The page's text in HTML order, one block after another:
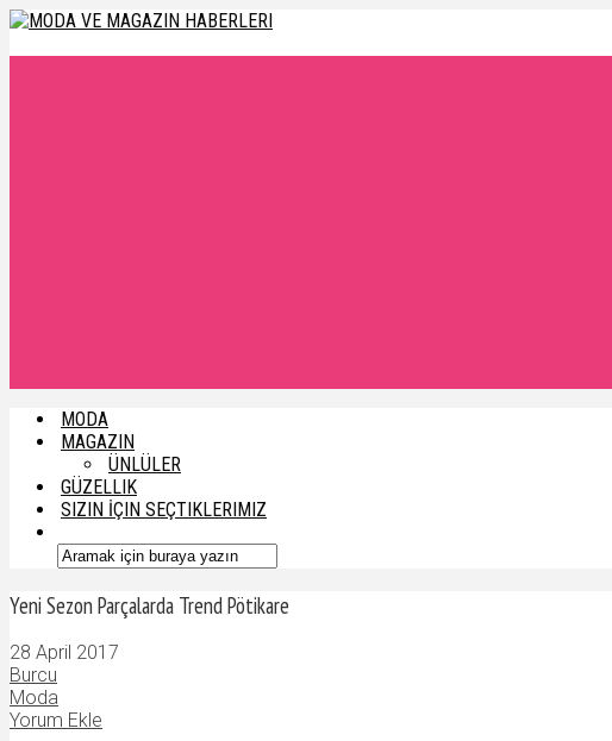
MODA
MAGAZIN
ÜNLÜLER
GÜZELLIK
SIZIN İÇIN SEÇTIKLERIMIZ
Yeni Sezon Parçalarda Trend Pötikare
28 April 2017
Burcu
Moda
Yorum Ekle